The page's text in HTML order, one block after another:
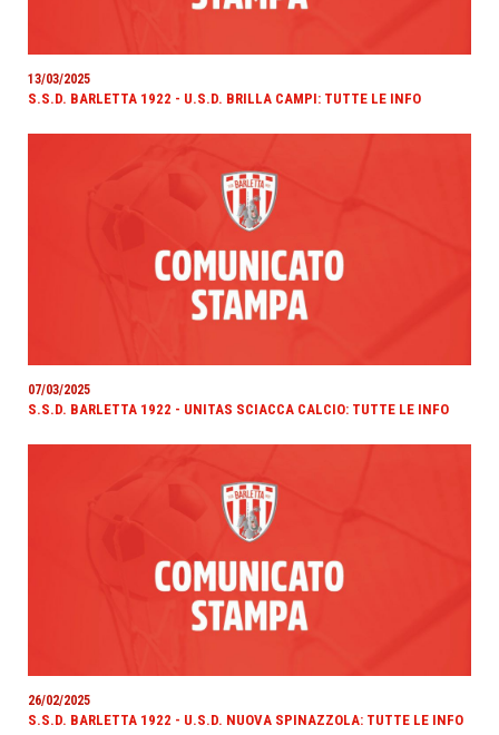
13/03/2025
S.S.D. BARLETTA 1922 - U.S.D. BRILLA CAMPI: TUTTE LE INFO
07/03/2025
S.S.D. BARLETTA 1922 - UNITAS SCIACCA CALCIO: TUTTE LE INFO
26/02/2025
S.S.D. BARLETTA 1922 - U.S.D. NUOVA SPINAZZOLA: TUTTE LE INFO